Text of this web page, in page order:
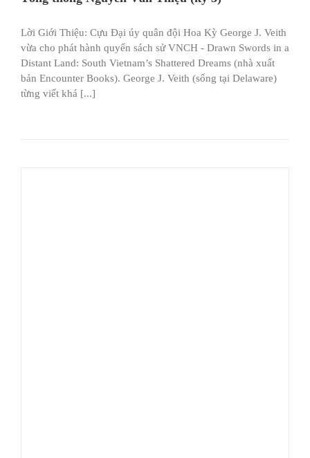
Lời Giới Thiệu: Cựu Đại úy quân đội Hoa Kỳ George J. Veith
vừa cho phát hành quyển sách sử VNCH - Drawn Swords in a
Distant Land: South Vietnam’s Shattered Dreams (nhà xuất
bản Encounter Books). George J. Veith (sống tại Delaware)
từng viết khá [...]